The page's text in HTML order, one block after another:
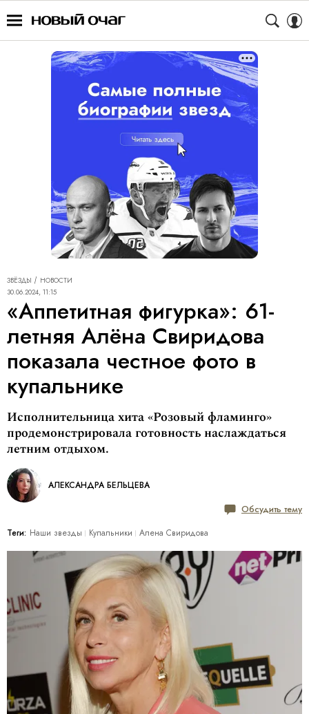
ЗВЁЗДЫ
НОВОСТИ
30.06.2024, 11:15
«Аппетитная фигурка»: 61-
летняя Алёна Свиридова
показала честное фото в
купальнике
Исполнительница хита «Розовый фламинго»
продемонстрировала готовность наслаждаться
летним отдыхом.
АЛЕКСАНДРА БЕЛЬЦЕВА
Обсудить тему
Теги: Наши звезды Купальники Алена Свиридова